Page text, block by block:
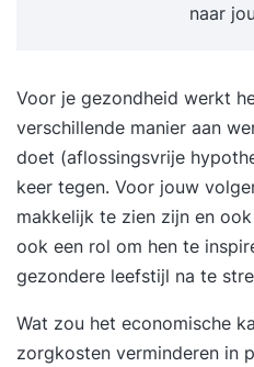
naar
Voor je gezondheid werkt
verschillende manier aan
doet (aflossingsvrije
keer tegen. Voor jouw
makkelijk te zien zijn en
ook een rol om hen te
gezondere leefstijl na te
Wat zou het economische
zorgkosten verminderen in